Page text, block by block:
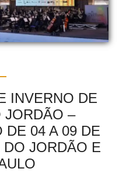
INVERNO DE
JORDÃO –
DE 04 A 09 DE
JORDÃO E